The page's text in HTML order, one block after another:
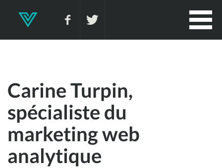
Carine Turpin,
spécialiste du
marketing web
analytique